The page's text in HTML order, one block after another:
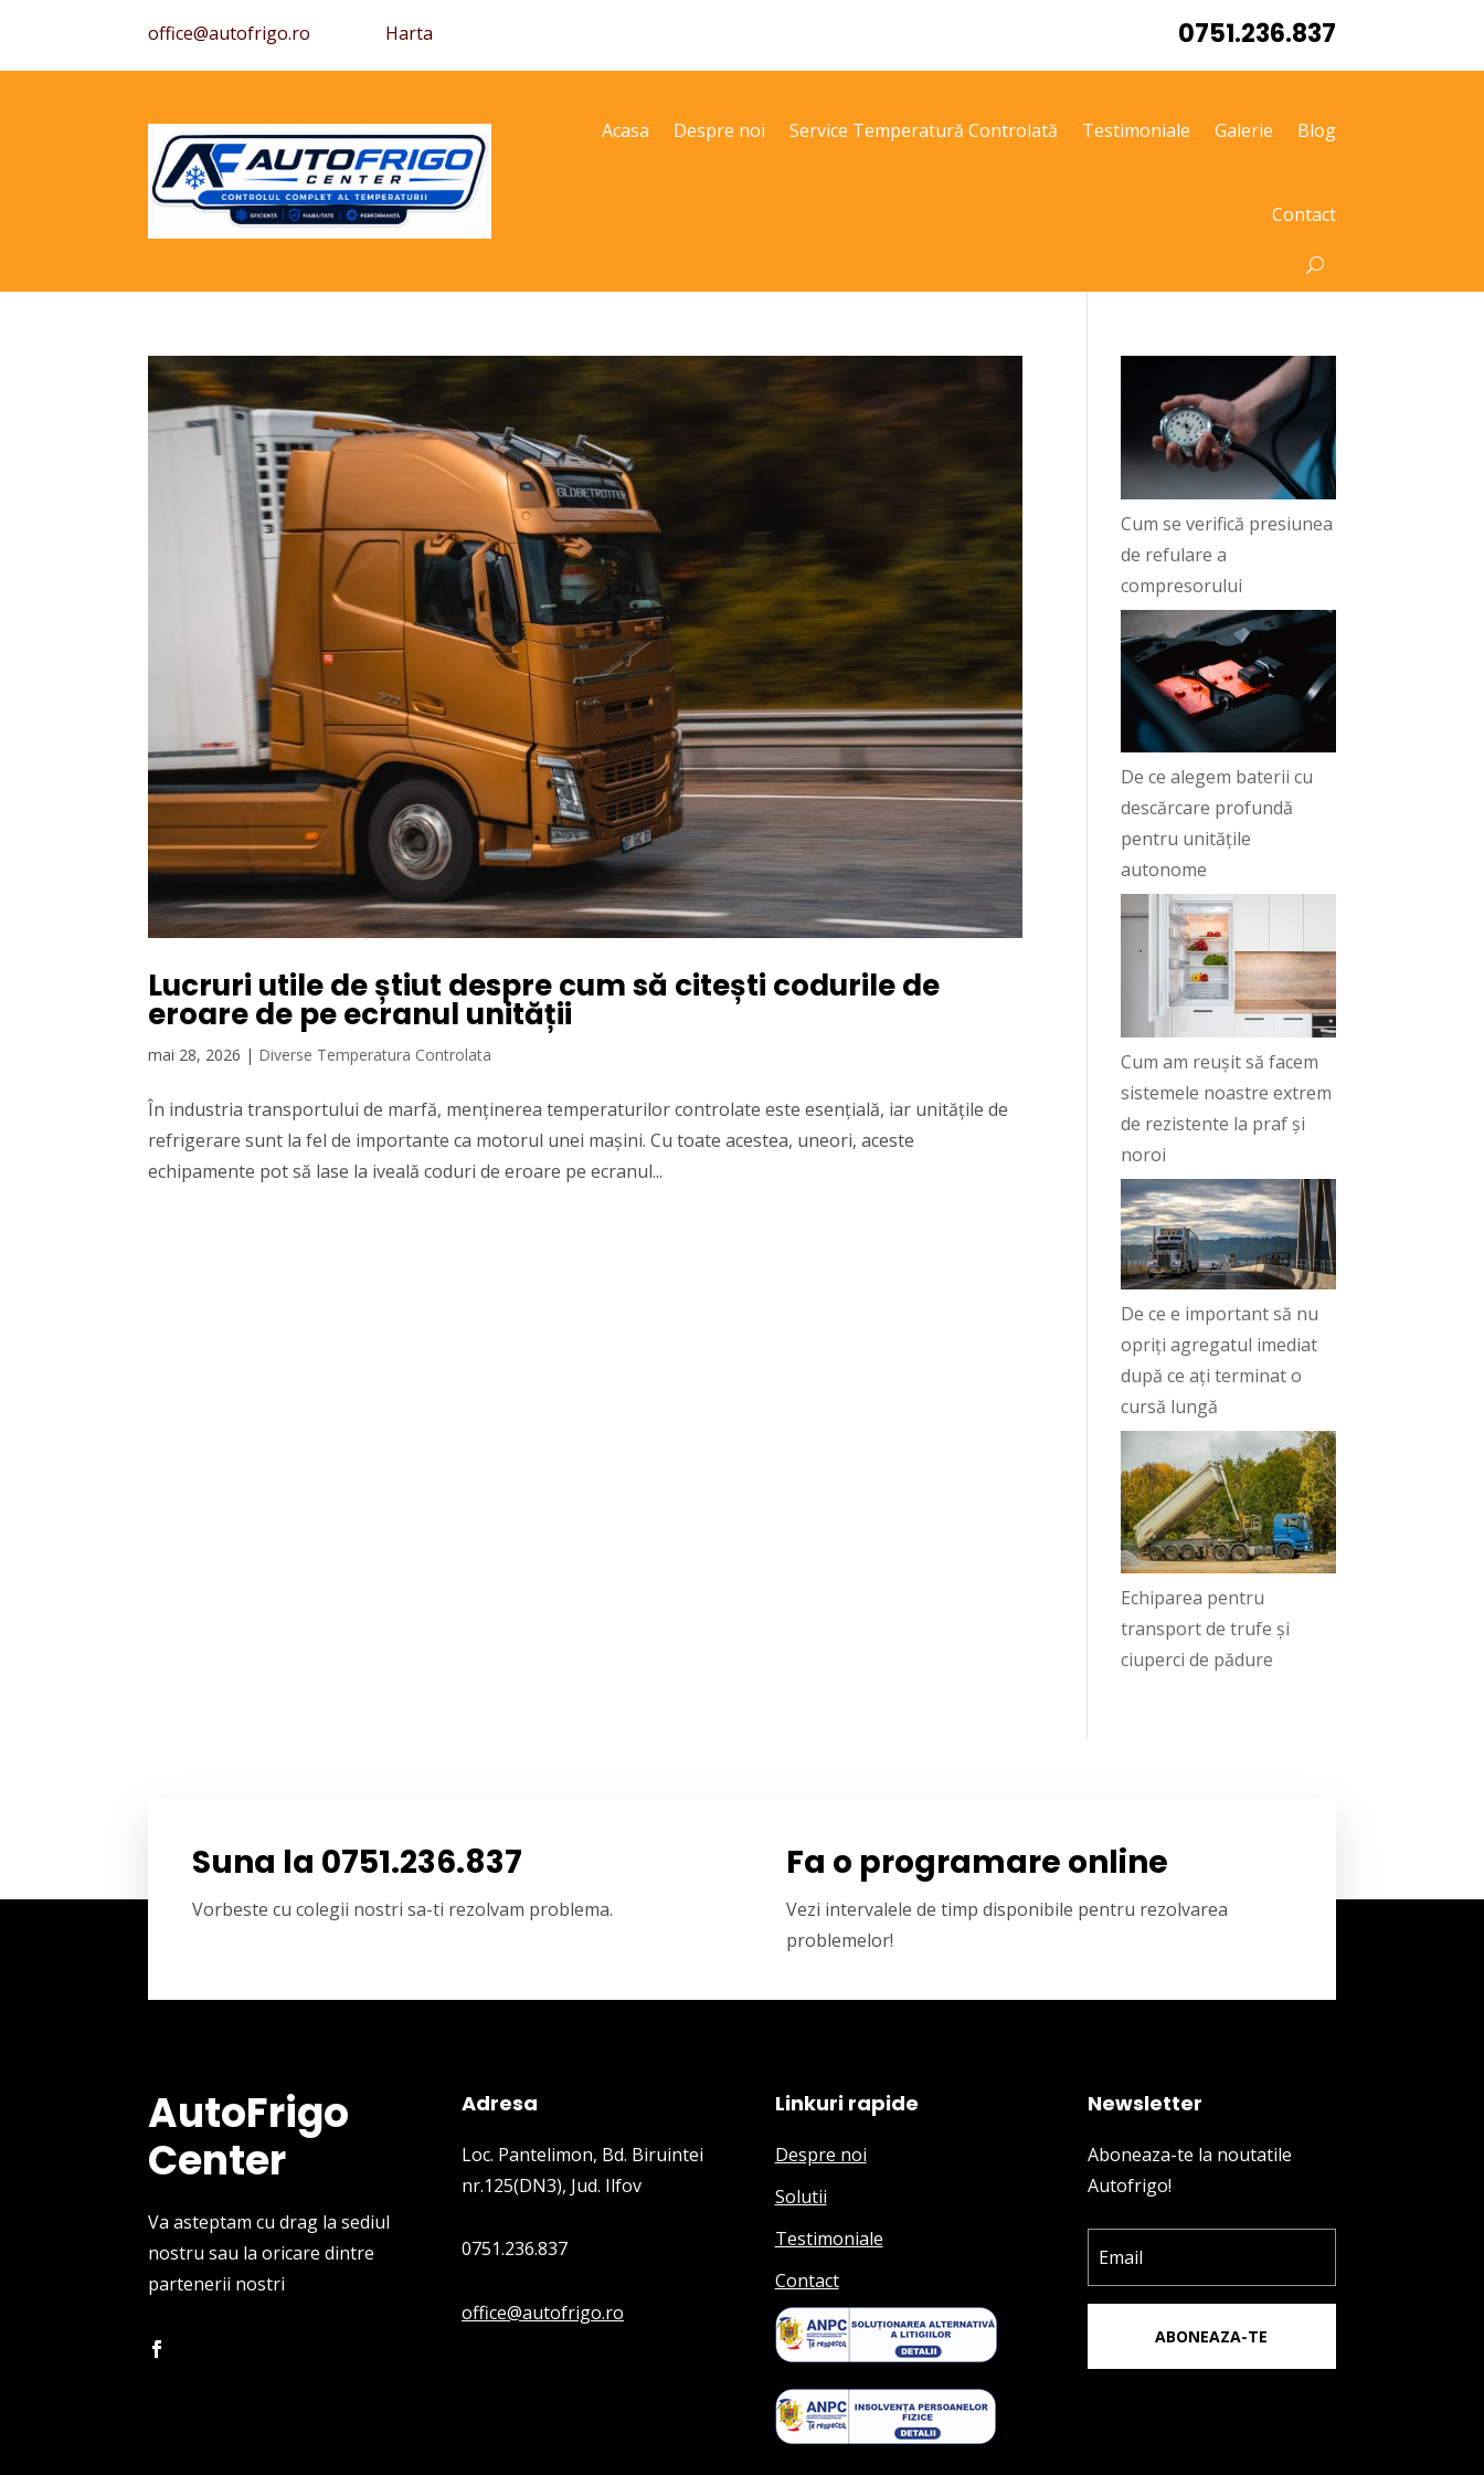
office@autofrigo.ro Harta 0751.236.837
Acasa Despre noi Service Temperatură Controlată Testimoniale Galerie Blog
Contact
Lucruri utile de știut despre cum să citești codurile de
eroare de pe ecranul unității
mai 28, 2026 | Diverse Temperatura Controlata
În industria transportului de marfă, menținerea temperaturilor controlate este esențială, iar unitățile de
refrigerare sunt la fel de importante ca motorul unei mașini. Cu toate acestea, uneori, aceste
echipamente pot să lase la iveală coduri de eroare pe ecranul...
Cum se verifică presiunea
de refulare a
compresorului
De ce alegem baterii cu
descărcare profundă
pentru unitățile
autonome
Cum am reușit să facem
sistemele noastre extrem
de rezistente la praf și
noroi
De ce e important să nu
opriți agregatul imediat
după ce ați terminat o
cursă lungă
Echiparea pentru
transport de trufe și
ciuperci de pădure
Suna la 0751.236.837
Vorbeste cu colegii nostri sa-ti rezolvam problema.
Fa o programare online
Vezi intervalele de timp disponibile pentru rezolvarea
problemelor!
AutoFrigo
Center
Va asteptam cu drag la sediul
nostru sau la oricare dintre
partenerii nostri
Adresa
Loc. Pantelimon, Bd. Biruintei
nr.125(DN3), Jud. Ilfov
0751.236.837
office@autofrigo.ro
Linkuri rapide
Despre noi
Solutii
Testimoniale
Contact
Newsletter
Aboneaza-te la noutatile
Autofrigo!
ABONEAZA-TE